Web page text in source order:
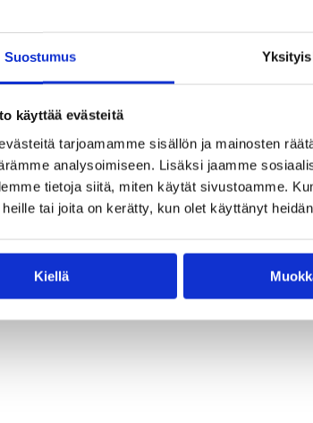
Suostumus
käyttää evästeitä
tarjoamamme sisällön ja mainosten
analysoimiseen. Lisäksi jaamme
tietoja siitä, miten käytät sivustoamme.
tai joita on kerätty, kun olet käyttänyt
Kiellä
syksynä alkava tradenomian opiskelu
perässä ja odotan innolla, mitä tuleva
olevan mahtava paikka kehittyä omalla
Maria Jokisen, Tuulia Marttisen,